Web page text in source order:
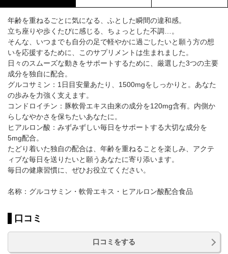
年齢を重ねるごとに気になる、ふとした瞬間の違和感。
立ち座りや歩くたびに感じる、ちょっとした不調…。
そんな、いつまでも自分の足で軽やかに過ごしたいと願う方の想
いを応援するために、このサプリメントは生まれました。
日々のスムーズな動きをサポートするために、厳選した3つの主要
成分を独自に配合。
グルコサミン：1日目安量あたり、1500mgをしっかりと。あなた
の歩みを力強く支えます。
コンドロイチン：豚軟骨エキス由来の成分を120mg含有。内側か
らしなやかさを保ちたいあなたに。
ヒアルロン酸：みずみずしい毎日をサポートする大切な成分を
5mg配合。
たどり着いた独自の配合は、年齢を重ねることを楽しみ、アクテ
ィブな毎日を送りたいと願うあなたに寄り添います。
毎日の健康習慣に、ぜひお役立てください。
名称：グルコサミン・軟骨エキス・ヒアルロン酸配合食品
口コミ
口コミをする